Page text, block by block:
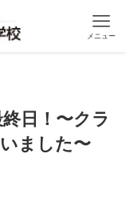
メニュー
終日！〜クラ
ました〜